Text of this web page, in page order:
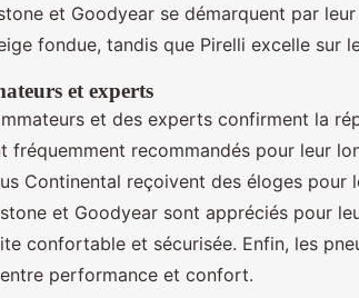
et Goodyear se démarquent par
fondue, tandis que Pirelli excelle sur
et experts
et des experts confirment la
fréquemment recommandés pour leur
Continental reçoivent des éloges
et Goodyear sont appréciés pour
confortable et sécurisée. Enfin, les
performance et confort.